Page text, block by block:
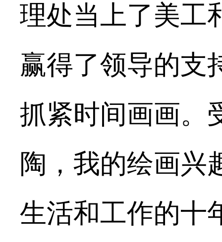
理处当上了美工
赢得了领导的支
抓紧时间画画。
陶，我的绘画兴
生活和工作的十